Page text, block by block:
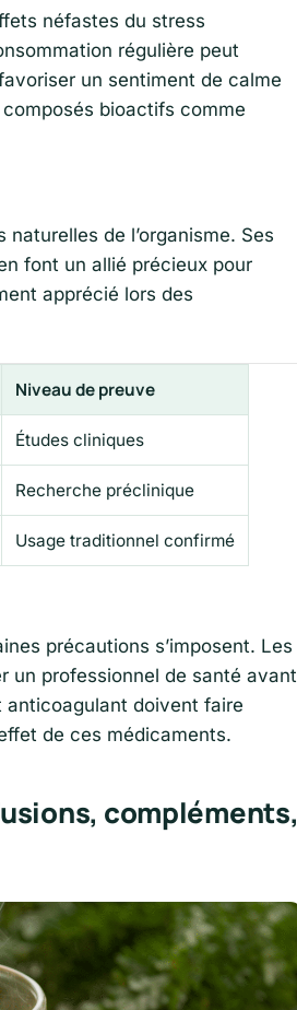
néfastes du stress
régulière peut
un sentiment de calme
bioactifs comme
de l’organisme. Ses
font un allié précieux pour
apprécié lors des
Niveau de preuve
Études cliniques
Recherche préclinique
Usage traditionnel confirmé
précautions s’imposent. Les
un professionnel de santé avant
anticoagulant doivent faire
de ces médicaments.
compléments,